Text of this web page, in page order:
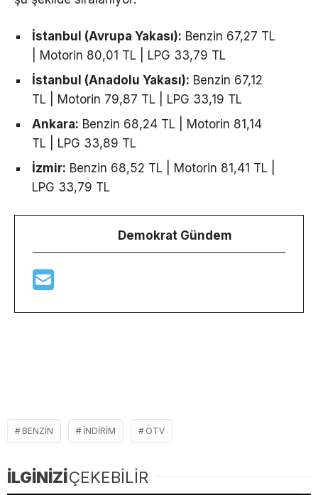
İstanbul (Avrupa Yakası): Benzin 67,27 TL
| Motorin 80,01 TL | LPG 33,79 TL
İstanbul (Anadolu Yakası): Benzin 67,12
TL | Motorin 79,87 TL | LPG 33,19 TL
Ankara: Benzin 68,24 TL | Motorin 81,14
TL | LPG 33,89 TL
İzmir: Benzin 68,52 TL | Motorin 81,41 TL |
LPG 33,79 TL
Demokrat Gündem
BENZIN INDIRIM ÖTV
İLGİNİZİÇEKEBİLİR